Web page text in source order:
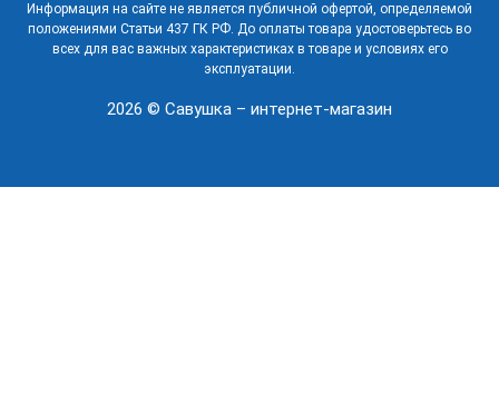
Информация на сайте не является публичной офертой, определяемой
положениями Статьи 437 ГК РФ. До оплаты товара удостоверьтесь во
всех для вас важных характеристиках в товаре и условиях его
эксплуатации.
2026 © Савушка – интернет-магазин